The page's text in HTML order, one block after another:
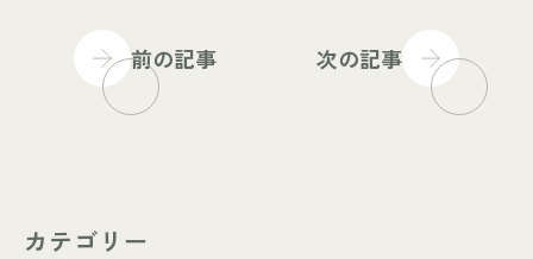
カテゴリー
前の記事 次の記事